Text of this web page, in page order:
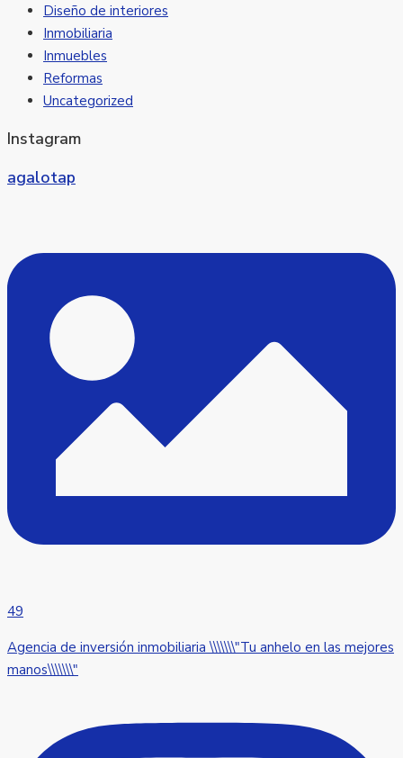
Diseño de interiores
Inmobiliaria
Inmuebles
Reformas
Uncategorized
Instagram
agalotap
49
Agencia de inversión inmobiliaria \\\\\\\"Tu anhelo en las mejores
manos\\\\\\\"